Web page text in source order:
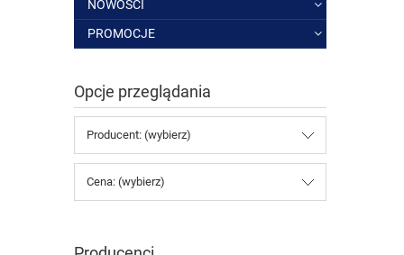
NOWOŚCI
PROMOCJE
Opcje przeglądania
Producent: (wybierz)
Cena: (wybierz)